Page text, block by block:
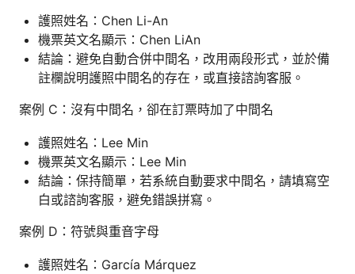
護照姓名：Chen Li-An
機票英文名顯示：Chen LiAn
結論：避免自動合併中間名，改用兩段形式，並於備
註欄說明護照中間名的存在，或直接諮詢客服。
案例 C：沒有中間名，卻在訂票時加了中間名
護照姓名：Lee Min
機票英文名顯示：Lee Min
結論：保持簡單，若系統自動要求中間名，請填寫空
白或諮詢客服，避免錯誤拼寫。
案例 D：符號與重音字母
護照姓名：García Márquez